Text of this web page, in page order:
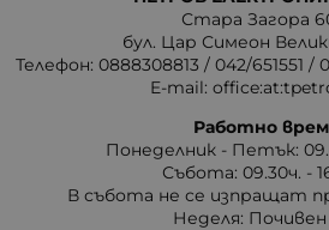
Стара Загора
бул. Цар Симеон
Телефон: 0888308813 / 042/651551 /
E-mail:
Работно
Понеделник - Петък:
Събота: 09.30ч. -
В събота не се изпращат
Неделя: